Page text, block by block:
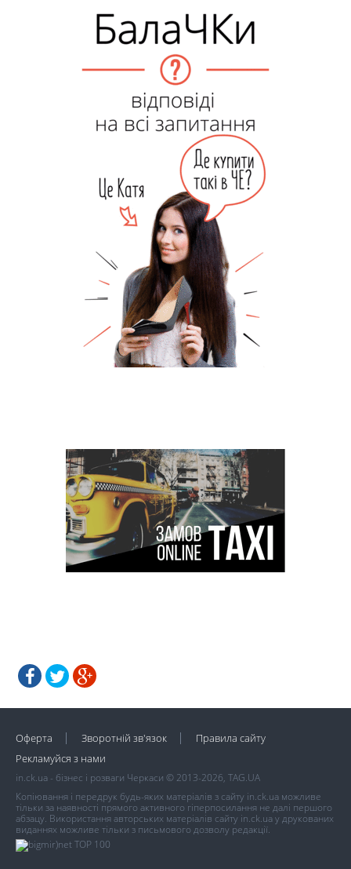
Оферта Зворотній зв'язок
Правила сайту
Рекламуйся з нами
in.ck.ua - бізнес і розваги Черкаси © 2013-2026, TAG.UA
Копіювання і передрук будь-яких матеріалів з сайту in.ck.ua можливе
тільки за наявності прямого активного гіперпосилання не далі першого
абзацу. Використання авторських матеріалів сайту in.ck.ua у друкованих
виданнях можливе тільки з письмового дозволу редакції.